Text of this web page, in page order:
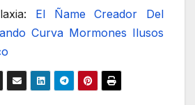
El Ñame
Creador Del
Curva Mormones Ilusos